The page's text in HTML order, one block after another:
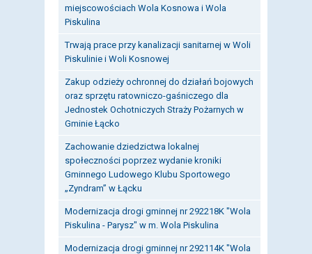
miejscowościach Wola Kosnowa i Wola
Piskulina
Trwają prace przy kanalizacji sanitarnej w Woli
Piskulinie i Woli Kosnowej
Zakup odzieży ochronnej do działań bojowych
oraz sprzętu ratowniczo-gaśniczego dla
Jednostek Ochotniczych Straży Pożarnych w
Gminie Łącko
Zachowanie dziedzictwa lokalnej
społeczności poprzez wydanie kroniki
Gminnego Ludowego Klubu Sportowego
„Zyndram” w Łącku
Modernizacja drogi gminnej nr 292218K "Wola
Piskulina - Parysz" w m. Wola Piskulina
Modernizacja drogi gminnej nr 292114K "Wola